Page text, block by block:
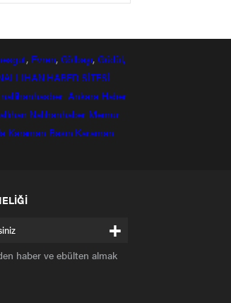
, Evren, Gölbaşı, Güdül,
HABER SİTESİ
nallihanhasber Ankara Haber
Nalıhanhaber Memur
Karaman Basın Karaman
+
haber ve ebülten almak